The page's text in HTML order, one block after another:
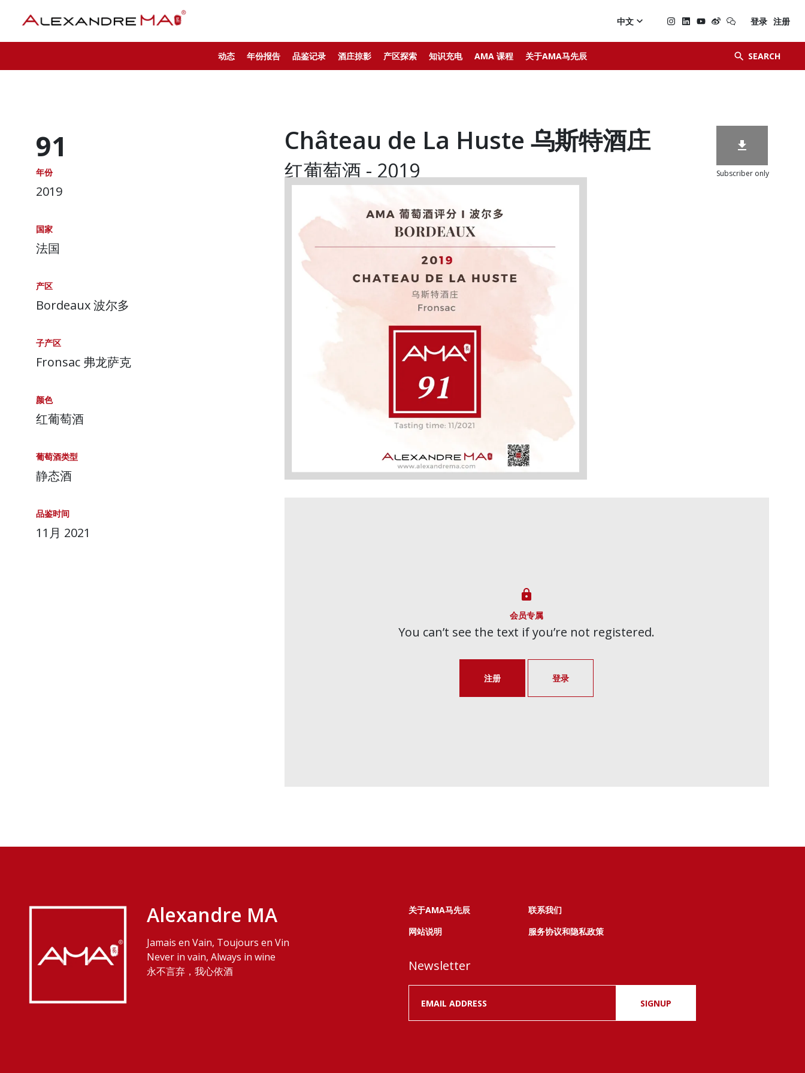
动态 年份报告 品鉴记录 酒庄掠影 产区探索 知识充电 AMA 课程 关于AMA马先辰  SEARCH

中文  登录 注册
91
年份
2019
国家
法国
产区
Bordeaux 波尔多
子产区
Fronsac 弗龙萨克
颜色
红葡萄酒
葡萄酒类型
静态酒
品鉴时间
11月 2021
Château de La Huste 乌斯特酒庄
红葡萄酒 - 2019

Subscriber only

会员专属
You can’t see the text if you’re not registered.
注册 登录
Alexandre MA
Jamais en Vain, Toujours en Vin
Never in vain, Always in wine
永不言弃，我心依酒
关于AMA马先辰
联系我们
网站说明
服务协议和隐私政策
Newsletter
SIGNUP